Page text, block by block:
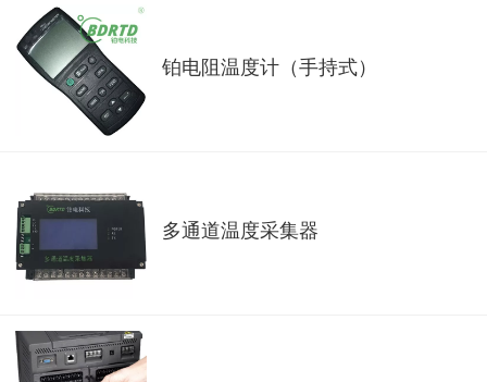
铂电阻温度计（手持式）
多通道温度采集器